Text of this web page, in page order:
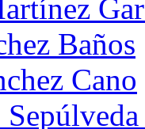
Baños
Cano